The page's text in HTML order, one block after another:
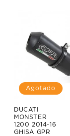
Agotado
DUCATI
MONSTER
1200 2014-16
GHISA GPR